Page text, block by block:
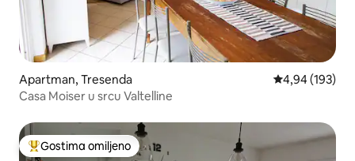
Apartman, Tresenda Prosečna
4,94 (193)
Casa Moiser u srcu Valtelline
Najuspešniji među gostima omiljenim
Gostima omiljeno